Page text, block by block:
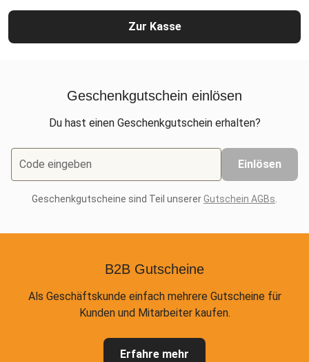
Zur Kasse
Geschenkgutschein einlösen
Du hast einen Geschenkgutschein erhalten?
Code eingeben Einlösen
Geschenkgutscheine sind Teil unsererGutschein AGBs
B2B Gutscheine
Als Geschäftskunde einfach mehrere Gutscheine für
Kunden und Mitarbeiter kaufen.
Erfahre mehr